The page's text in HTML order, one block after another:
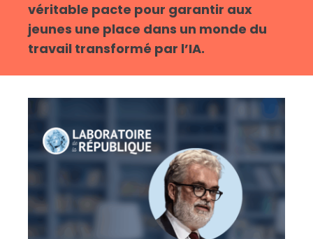
véritable pacte pour garantir aux
jeunes une place dans un monde du
travail transformé par l’IA.